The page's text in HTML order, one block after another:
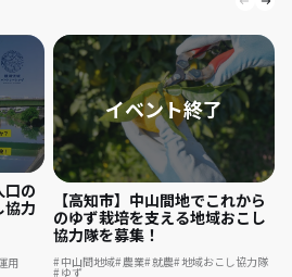
口の
協力
用
【高知市】中山間地でこれから
のゆず栽培を支える地域おこし
協力隊を募集！
中山間地域 農業 就農 地域おこし協力隊
ゆず